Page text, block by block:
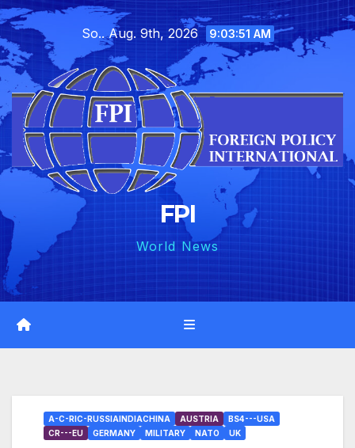
Skip
to
content
So.. Aug. 9th, 2026 9:03:53 AM
FPI
World News
A-C-RIC-RUSSIAINDIACHINA AUSTRIA
BS4---USA
CR---EU
GERMANY MILITARY NATO UK